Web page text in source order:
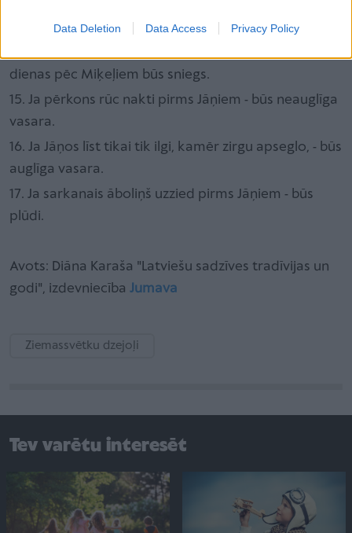
Data Deletion Data Access Privacy Policy
tad to cilvēku visi mīl.
dienas pēc Miķeļiem būs sniegs.
15. Ja pērkons rūc nakti pirms Jāņiem - būs neauglīga
vasara.
16. Ja Jāņos līst tikai tik ilgi, kamēr zirgu apseglo, - būs
auglīga vasara.
17. Ja sarkanais āboliņš uzzied pirms Jāņiem - būs
plūdi.
Avots: Diāna Karaša "Latviešu sadzīves tradīvijas un
godi", izdevniecība Jumava
Ziemassvētku dzejoļi
Tev varētu interesēt